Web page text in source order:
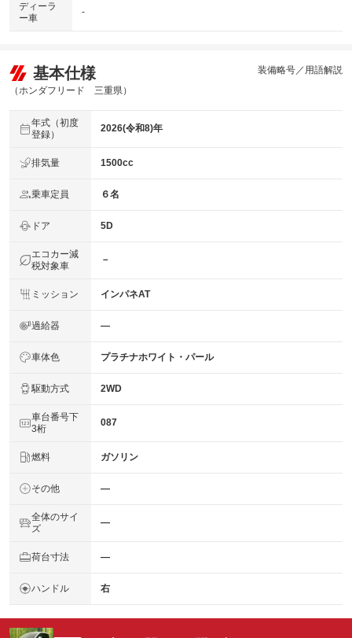
ディーラ
ー車
-
基本仕様
（ホンダフリード 三重県）
装備略号／用語解説
年式（初度
登録）
2026(令和8)年
排気量 1500cc
乗車定員 ６名
ドア 5D
エコカー減
税対象車
－
ミッション インパネAT
過給器 ―
車体色 プラチナホワイト・パール
駆動方式 2WD
車台番号下
3桁
087
燃料 ガソリン
その他 ―
全体のサイ
ズ
―
荷台寸法 ―
ハンドル 右